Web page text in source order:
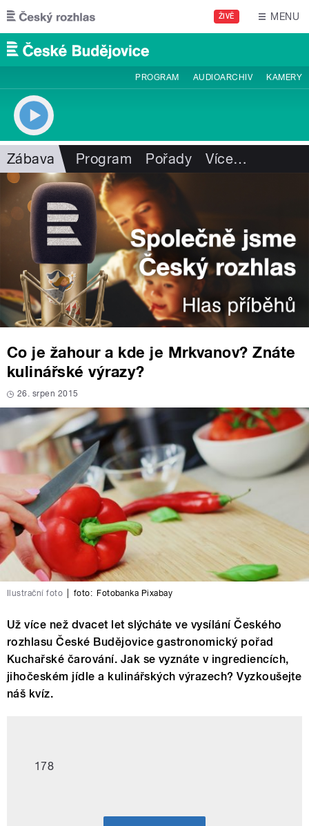
Přejít k hlavnímu obsahu
ŽIVĚ MENU
PROGRAM AUDIOARCHIV KAMERY
Zábava Program Pořady Více…
Co je žahour a kde je Mrkvanov? Znáte
kulinářské výrazy?
26. srpen 2015
Ilustrační foto foto: Fotobanka Pixabay
Už více než dvacet let slýcháte ve vysílání Českého
rozhlasu České Budějovice gastronomický pořad
Kuchařské čarování. Jak se vyznáte v ingrediencích,
jihočeském jídle a kulinářských výrazech? Vyzkoušejte
náš kvíz.
178